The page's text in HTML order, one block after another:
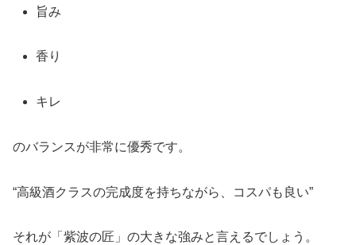
旨み
香り
キレ
のバランスが非常に優秀です。
“高級酒クラスの完成度を持ちながら、コスパも良い”
それが「紫波の匠」の大きな強みと言えるでしょう。